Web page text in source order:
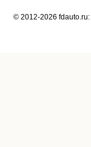
© 2012-2026 fdauto.ru: